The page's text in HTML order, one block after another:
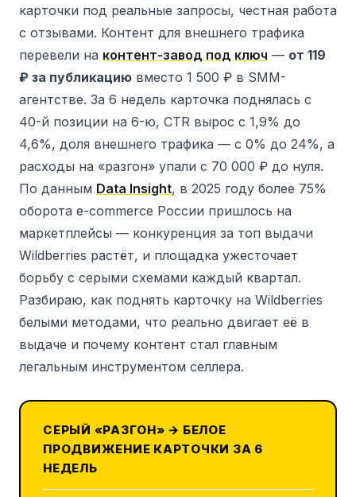
карточки под реальные запросы, честная работа
с отзывами. Контент для внешнего трафика
перевели на контент-завод под ключ — от 119
₽ за публикацию вместо 1 500 ₽ в SMM-
агентстве. За 6 недель карточка поднялась с
40-й позиции на 6-ю, CTR вырос с 1,9% до
4,6%, доля внешнего трафика — с 0% до 24%, а
расходы на «разгон» упали с 70 000 ₽ до нуля.
По данным Data Insight, в 2025 году более 75%
оборота e-commerce России пришлось на
маркетплейсы — конкуренция за топ выдачи
Wildberries растёт, и площадка ужесточает
борьбу с серыми схемами каждый квартал.
Разбираю, как поднять карточку на Wildberries
белыми методами, что реально двигает её в
выдаче и почему контент стал главным
легальным инструментом селлера.
СЕРЫЙ «РАЗГОН» → БЕЛОЕ
ПРОДВИЖЕНИЕ КАРТОЧКИ ЗА 6
НЕДЕЛЬ